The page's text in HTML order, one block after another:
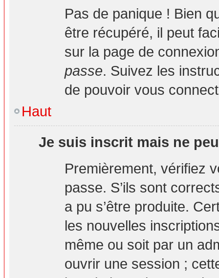
Pas de panique ! Bien
être récupéré, il peut
sur la page de
passe. Suivez les
de pouvoir vous
Haut
Je suis inscrit mais ne
Premièrement, vérifiez
passe. S’ils sont
a pu s’être produite.
les nouvelles
même ou soit par un
ouvrir une session ;